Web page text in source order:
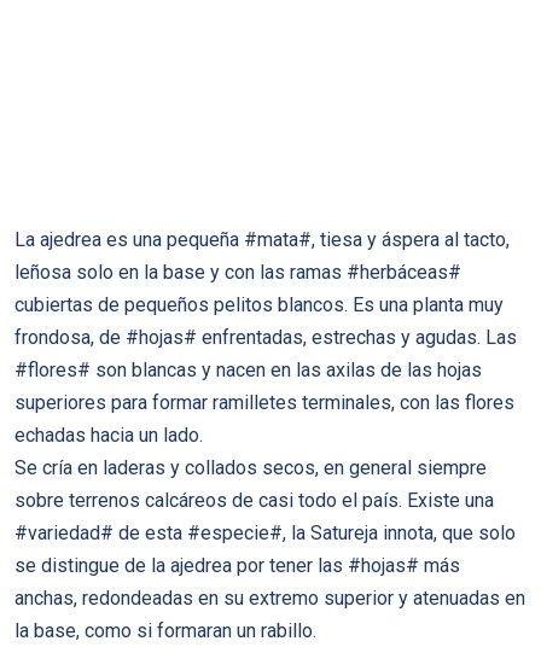
La ajedrea es una pequeña #mata#, tiesa y áspera al tacto,
leñosa solo en la base y con las ramas #herbáceas#
cubiertas de pequeños pelitos blancos. Es una planta muy
frondosa, de #hojas# enfrentadas, estrechas y agudas. Las
#flores# son blancas y nacen en las axilas de las hojas
superiores para formar ramilletes terminales, con las flores
echadas hacia un lado.
Se cría en laderas y collados secos, en general siempre
sobre terrenos calcáreos de casi todo el país. Existe una
#variedad# de esta #especie#, la Satureja innota, que solo
se distingue de la ajedrea por tener las #hojas# más
anchas, redondeadas en su extremo superior y atenuadas en
la base, como si formaran un rabillo.